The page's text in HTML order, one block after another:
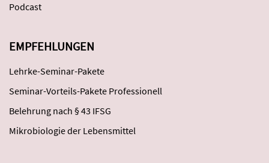
Podcast
EMPFEHLUNGEN
Lehrke-Seminar-Pakete
Seminar-Vorteils-Pakete Professionell
Belehrung nach § 43 IFSG
Mikrobiologie der Lebensmittel